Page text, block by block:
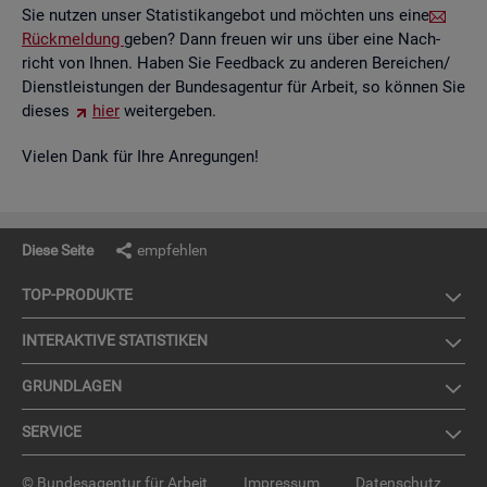
Sie nut­zen unser Sta­tis­tik­an­ge­bot und möch­ten uns eine
Rück­mel­dung geben? Dann freu­en wir uns über eine Nach­
richt von Ihnen. Haben Sie Feed­back zu an­de­ren Be­rei­chen/
Dienst­leis­tun­gen der Bun­des­agen­tur für Ar­beit, so kön­nen Sie
die­ses
hier wei­ter­ge­ben.
Vie­len Dank für Ihre An­re­gun­gen!
Diese Seite empfehlen
TOP-PRO­DUK­TE
IN­TER­AK­TI­VE STA­TIS­TI­KEN
GRUND­LA­GEN
SER­VICE
© Bundesagentur für Arbeit Impressum Datenschutz